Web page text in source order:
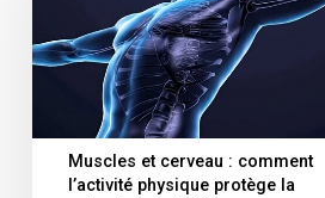
Muscles et cerveau : comment
l’activité physique protège la